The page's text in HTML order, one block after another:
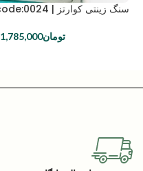
سنگ زینتی کوارتز | code:0024
تومان1,785,000